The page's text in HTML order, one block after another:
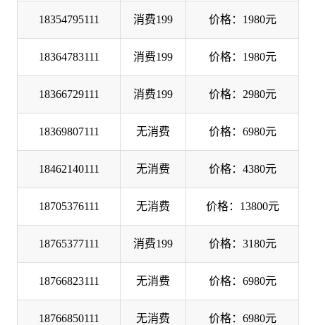
18354795111 消费199 价格：1980元
18364783111 消费199 价格：1980元
18366729111 消费199 价格：2980元
18369807111 无消费 价格：6980元
18462140111 无消费 价格：4380元
18705376111 无消费 价格：13800元
18765377111 消费199 价格：3180元
18766823111 无消费 价格：6980元
18766850111 无消费 价格：6980元